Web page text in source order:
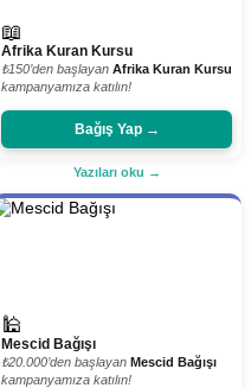
📖
Afrika Kuran Kursu
₺150’den başlayan Afrika Kuran Kursu
kampanyamıza katılın!
Bağış Yap →
Yazıları oku →
🕌
Mescid Bağışı
₺20.000’den başlayan Mescid Bağışı
kampanyamıza katılın!